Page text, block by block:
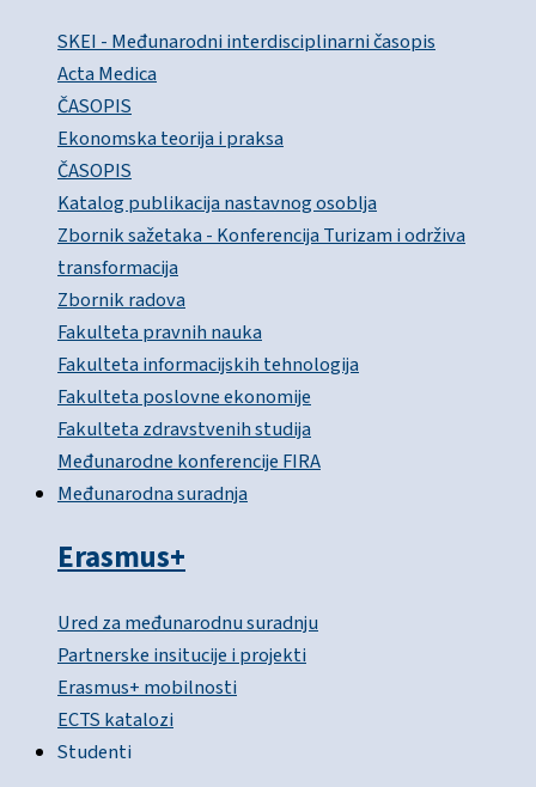
SKEI - Međunarodni interdisciplinarni časopis
Acta Medica
ČASOPIS
Ekonomska teorija i praksa
ČASOPIS
Katalog publikacija nastavnog osoblja
Zbornik sažetaka - Konferencija Turizam i održiva
transformacija
Zbornik radova
Fakulteta pravnih nauka
Fakulteta informacijskih tehnologija
Fakulteta poslovne ekonomije
Fakulteta zdravstvenih studija
Međunarodne konferencije FIRA
Međunarodna suradnja
Erasmus+
Ured za međunarodnu suradnju
Partnerske insitucije i projekti
Erasmus+ mobilnosti
ECTS katalozi
Studenti